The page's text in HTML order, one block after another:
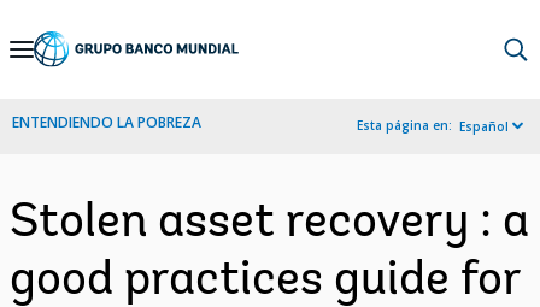
Skip
Navigation
ENTENDIENDO LA POBREZA Esta página en: Español
Stolen asset recovery : a
good practices guide for